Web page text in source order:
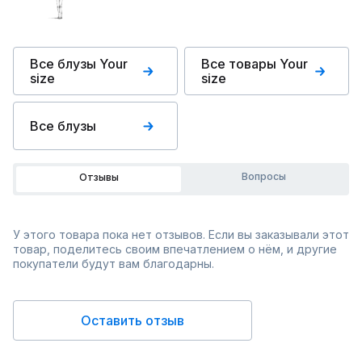
Все блузы Your
size
Все товары Your
size
Все блузы
Отзывы Вопросы
У этого товара пока нет отзывов. Если вы заказывали этот
товар, поделитесь своим впечатлением о нём, и другие
покупатели будут вам благодарны.
Оставить отзыв